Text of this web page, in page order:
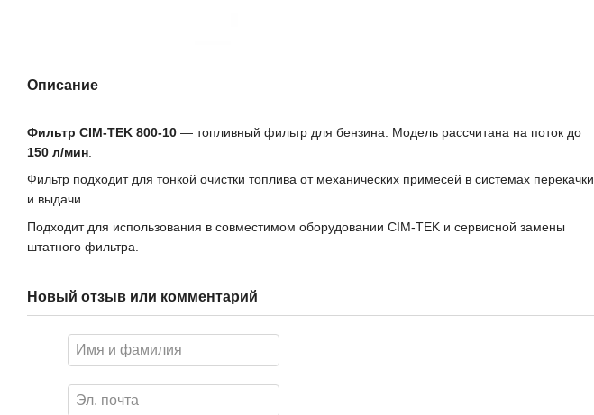
Описание
Фильтр CIM-TEK 800-10 — топливный фильтр для бензина. Модель рассчитана на поток до
150 л/мин
Фильтр подходит для тонкой очистки топлива от механических примесей в системах перекачки
и выдачи.
Подходит для использования в совместимом оборудовании CIM-TEK и сервисной замены
штатного фильтра.
Новый отзыв или комментарий